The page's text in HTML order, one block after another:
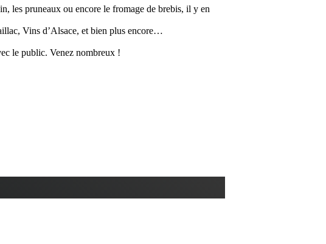
les pruneaux ou encore le fromage de brebis, il y en
Vins d’Alsace, et bien plus encore…
le public. Venez nombreux !